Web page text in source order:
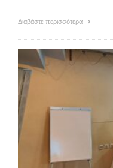
Διαβάστε περισσότερα